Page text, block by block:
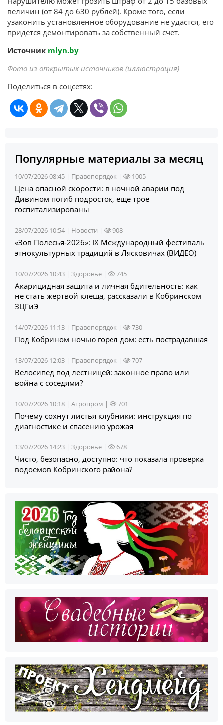
величин (от 84 до 630 рублей). Кроме того, если
узаконить установленное оборудование не удастся, его
придется демонтировать за собственный счет.
Источник mlyn.by
Фото из открытых источников (иллюстрация)
Поделиться в соцсетях:
Популярные материалы за месяц
10/07/2026 08:45 | Правопорядок | 1005
Цена опасной скорости: в ночной аварии под
Дивином погиб подросток, еще трое
госпитализированы
28/07/2026 10:54 | Новости | 908
«Зов Полесья‑2026»: IX Международный фестиваль
этнокультурных традиций в Лясковичах (ВИДЕО)
10/07/2026 10:43 | Здоровье | 745
Акарицидная защита и личная бдительность: как
не стать жертвой клеща, рассказали в Кобринском
ЗЦГиЭ
14/07/2026 11:13 | Правопорядок | 730
Под Кобрином ночью горел дом: есть пострадавшая
13/07/2026 12:03 | Правопорядок | 707
Велосипед под лестницей: законное право или
война с соседями?
10/07/2026 10:18 | Агропром | 701
Почему сохнут листья клубники: инструкция по
диагностике и спасению урожая
13/07/2026 14:23 | Здоровье | 678
Чисто, безопасно, доступно: что показала проверка
водоемов Кобринского района?